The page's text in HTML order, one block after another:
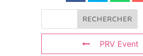
PRV Event